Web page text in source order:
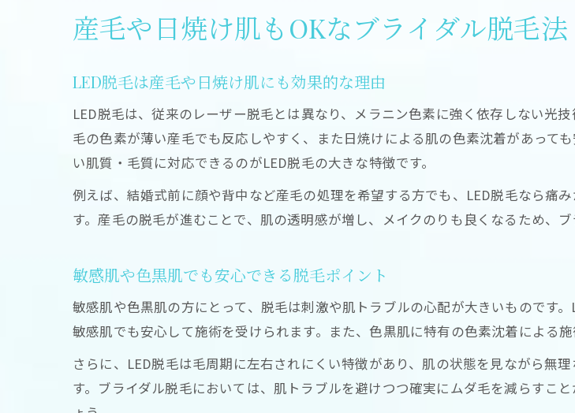
産毛や日焼け肌もOKなブライダル脱毛法
LED脱毛は産毛や日焼け肌にも効果的な理由
LED脱毛は、従来のレーザー脱毛とは異なり、メラニン色素に強く依存しない光
毛の色素が薄い産毛でも反応しやすく、また日焼けによる肌の色素沈着があって
い肌質・毛質に対応できるのがLED脱毛の大きな特徴です。
例えば、結婚式前に顔や背中など産毛の処理を希望する方でも、LED脱毛なら痛
す。産毛の脱毛が進むことで、肌の透明感が増し、メイクのりも良くなるため、
敏感肌や色黒肌でも安心できる脱毛ポイント
敏感肌や色黒肌の方にとって、脱毛は刺激や肌トラブルの心配が大きいものです
敏感肌でも安心して施術を受けられます。また、色黒肌に特有の色素沈着による
さらに、LED脱毛は毛周期に左右されにくい特徴があり、肌の状態を見ながら無
す。ブライダル脱毛においては、肌トラブルを避けつつ確実にムダ毛を減らすこ